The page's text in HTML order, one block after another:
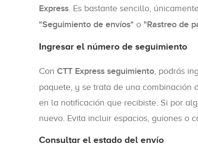
Express. Es bastante sencillo,
"Seguimiento de envíos" o "Rastreo de
Ingresar el número de seguimiento
Con CTT Express seguimiento, podrás
paquete, y se trata de una combinación
en la notificación que recibiste. Si por
nuevo. Evita incluir espacios, guiones o
Consultar el estado del envío